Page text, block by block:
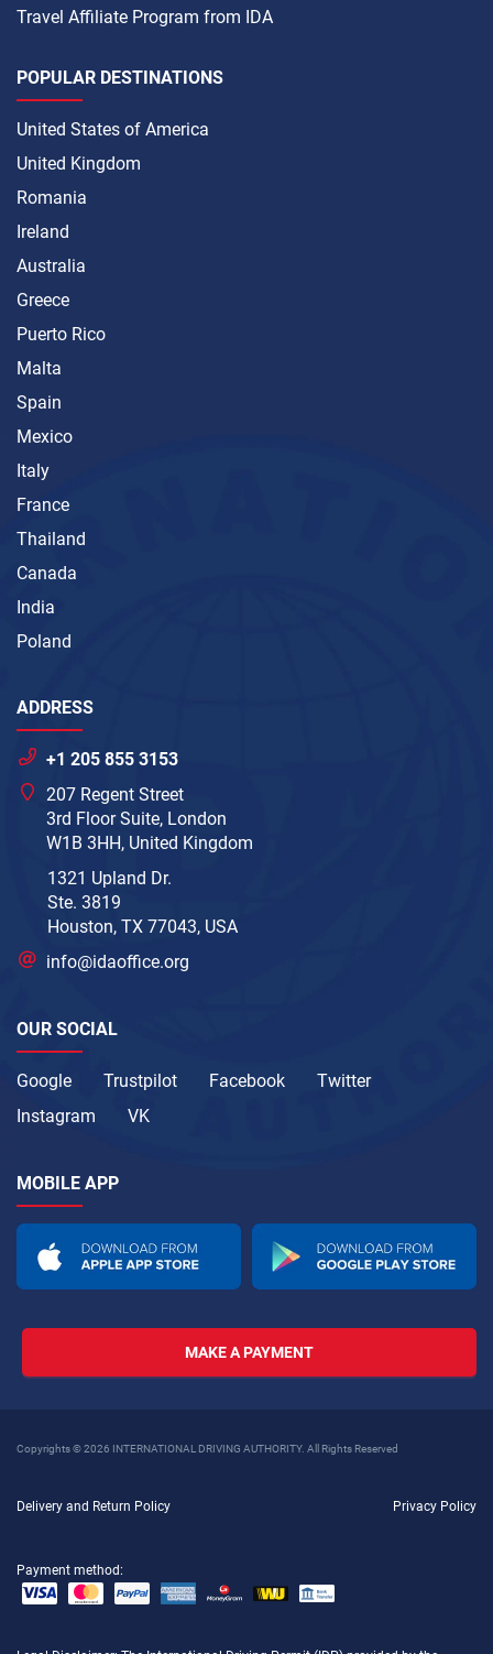
Travel Affiliate Program from IDA
POPULAR DESTINATIONS
United States of America
United Kingdom
Romania
Ireland
Australia
Greece
Puerto Rico
Malta
Spain
Mexico
Italy
France
Thailand
Canada
India
Poland
ADDRESS
+1 205 855 3153
207 Regent Street
3rd Floor Suite, London
W1B 3HH, United Kingdom
1321 Upland Dr.
Ste. 3819
Houston, TX 77043, USA
info@idaoffice.org
OUR SOCIAL
Google Trustpilot Facebook
Twitter
Instagram
VK
MOBILE APP
MAKE A PAYMENT
Copyrights © 2026 INTERNATIONAL DRIVING AUTHORITY. All Rights Reserved
Delivery and Return Policy Privacy Policy
Payment method: